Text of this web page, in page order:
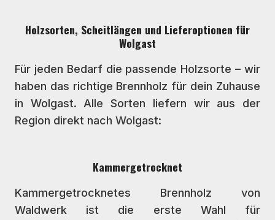
Holzsorten, Scheitlängen und Lieferoptionen für
Wolgast
Für jeden Bedarf die passende Holzsorte – wir
haben das richtige Brennholz für dein Zuhause
in Wolgast. Alle Sorten liefern wir aus der
Region direkt nach Wolgast:
Kammergetrocknet
Kammergetrocknetes Brennholz von
Waldwerk ist die erste Wahl für